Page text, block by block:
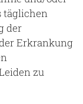
täglichen
der
Erkrankung
zu